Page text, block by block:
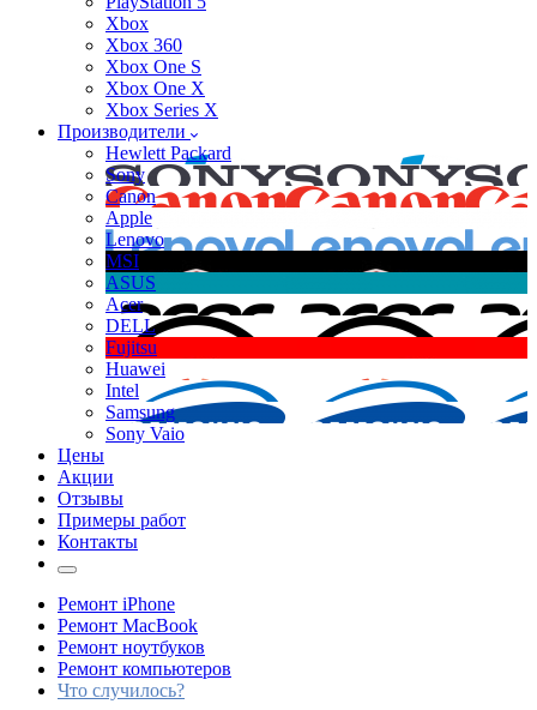
Xbox
Xbox 360
Xbox One S
Xbox One X
Xbox Series X
Производители
Hewlett Packard
Sony
Canon
Apple
Lenovo
MSI
ASUS
Acer
DELL
Fujitsu
Huawei
Intel
Samsung
Sony Vaio
Цены
Акции
Отзывы
Примеры работ
Контакты
Ремонт iPhone
Ремонт MacBook
Ремонт ноутбуков
Ремонт компьютеров
Что случилось?